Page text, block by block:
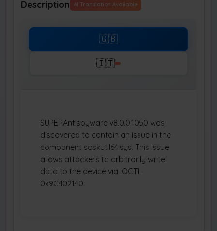
Description AI Translation Available
🇬🇧
🇮🇹
SUPERAntispyware v8.0.0.1050 was
discovered to contain an issue in the
component saskutil64.sys. This issue
allows attackers to arbitrarily write
data to the device via IOCTL
0x9C402140.